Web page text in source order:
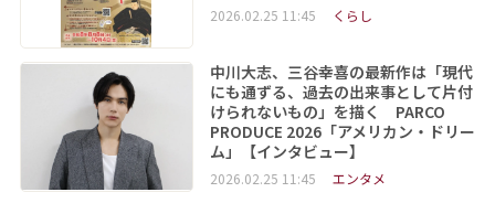
2026.02.25 11:45 くらし
中川大志、三谷幸喜の最新作は「現代
にも通ずる、過去の出来事として片付
けられないもの」を描く PARCO
PRODUCE 2026「アメリカン・ドリー
ム」【インタビュー】
2026.02.25 11:45 エンタメ